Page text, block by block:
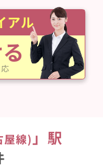
アル
屋線)」駅